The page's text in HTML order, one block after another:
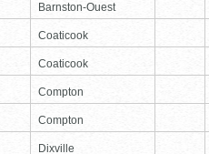
Barnston-Ouest
Coaticook
Coaticook
Compton
Compton
Dixville